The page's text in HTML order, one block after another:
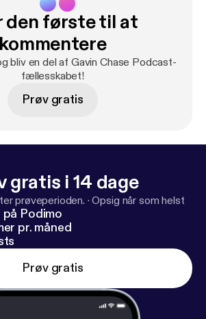
første til at
kommentere
bliv en del af Gavin Chase Podcast-
fællesskabet!
Prøv gratis
gratis i 14 dage
prøveperioden. ·Opsig når som helst
Podimo
pr. måned
Prøv gratis